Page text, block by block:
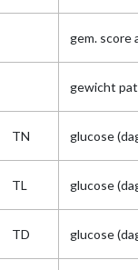
gem. score
gewicht
TN glucose
TL glucose
TD glucose